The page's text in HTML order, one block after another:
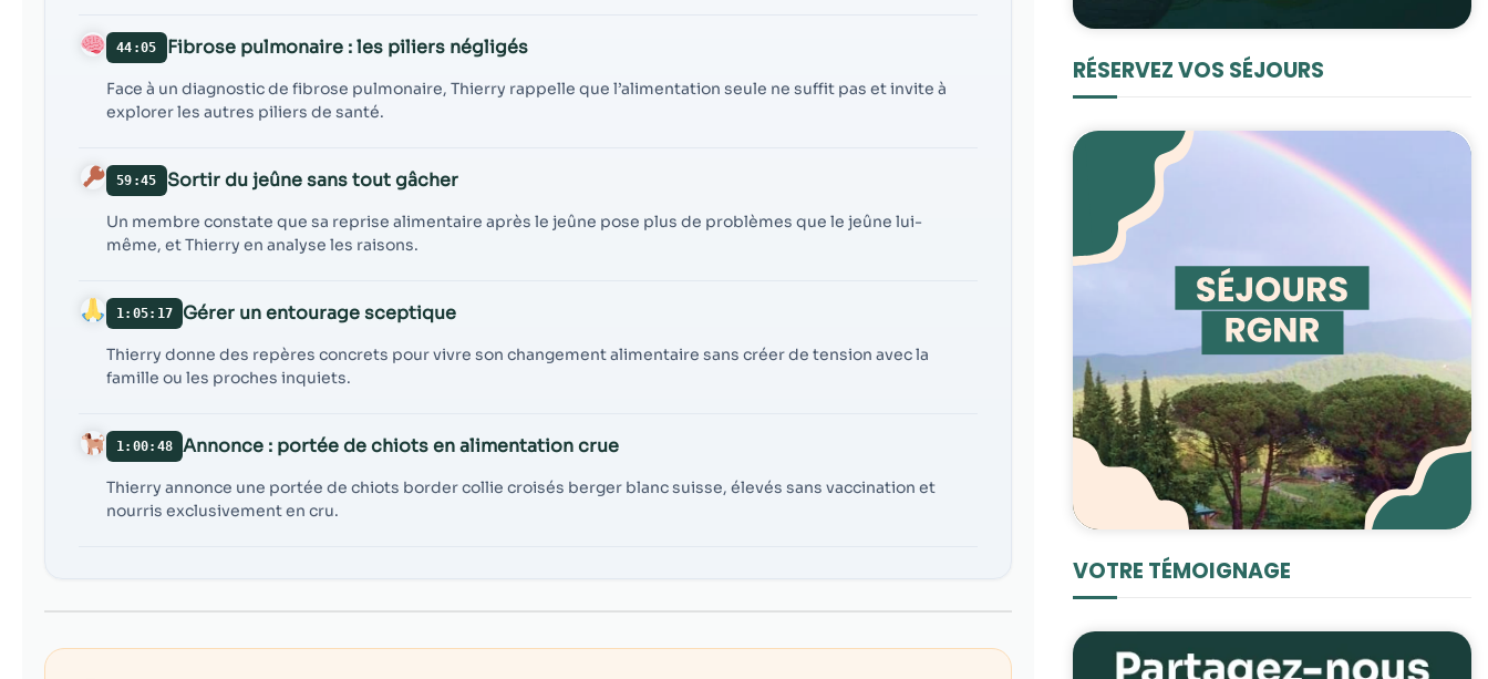
44:05 Fibrose pulmonaire : les piliers négligés
Face à un diagnostic de fibrose pulmonaire, Thierry rappelle que l’alimentation seule ne suffit pas et invite à
explorer les autres piliers de santé.
59:45 Sortir du jeûne sans tout gâcher
Un membre constate que sa reprise alimentaire après le jeûne pose plus de problèmes que le jeûne lui-
même, et Thierry en analyse les raisons.
1:05:17 Gérer un entourage sceptique
Thierry donne des repères concrets pour vivre son changement alimentaire sans créer de tension avec la
famille ou les proches inquiets.
1:00:48 Annonce : portée de chiots en alimentation crue
Thierry annonce une portée de chiots border collie croisés berger blanc suisse, élevés sans vaccination et
nourris exclusivement en cru.
RÉSERVEZ VOS SÉJOURS
VOTRE TÉMOIGNAGE